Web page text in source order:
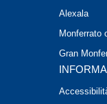
Alexala
Monferrato
Gran